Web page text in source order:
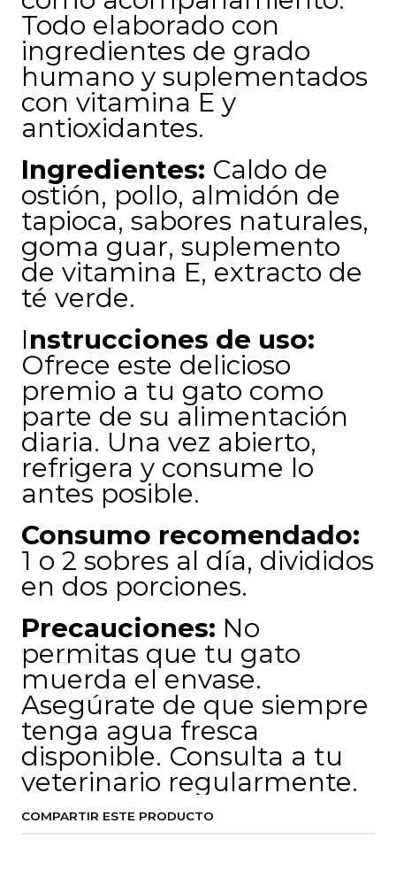
Todo elaborado con
ingredientes de grado
humano y suplementados
con vitamina E y
antioxidantes.
Ingredientes: Caldo de
ostión, pollo, almidón de
tapioca, sabores naturales,
goma guar, suplemento
de vitamina E, extracto de
té verde.
Instrucciones de uso:
Ofrece este delicioso
premio a tu gato como
parte de su alimentación
diaria. Una vez abierto,
refrigera y consume lo
antes posible.
Consumo recomendado:
1 o 2 sobres al día, divididos
en dos porciones.
Precauciones: No
permitas que tu gato
muerda el envase.
Asegúrate de que siempre
tenga agua fresca
disponible. Consulta a tu
veterinario regularmente.
COMPARTIR ESTE PRODUCTO